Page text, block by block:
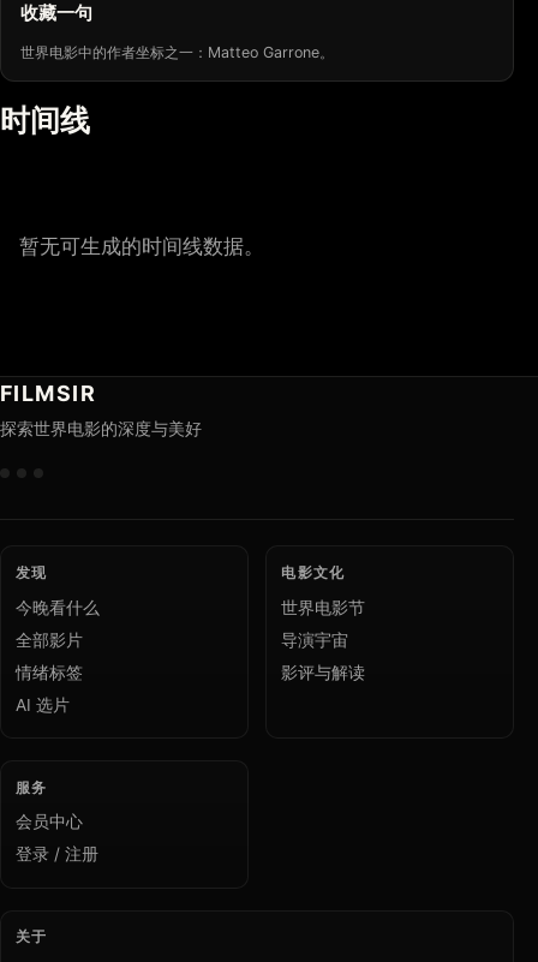
收藏一句
世界电影中的作者坐标之一：Matteo Garrone。
时间线
暂无可生成的时间线数据。
FILMSIR
探索世界电影的深度与美好
发现
今晚看什么
全部影片
情绪标签
AI 选片
电影文化
世界电影节
导演宇宙
影评与解读
服务
会员中心
登录 / 注册
关于